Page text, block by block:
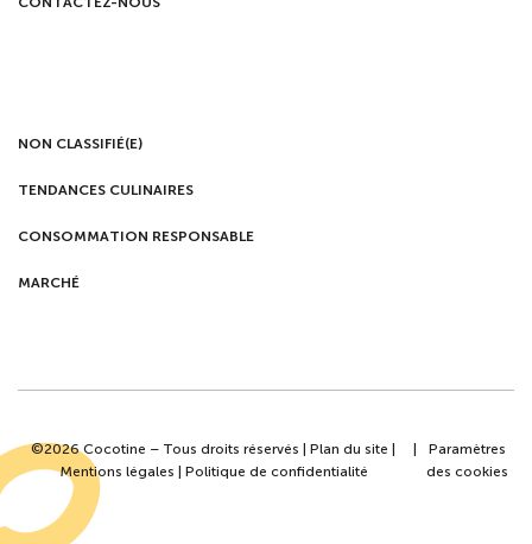
NON CLASSIFIÉ(E)
TENDANCES CULINAIRES
CONSOMMATION RESPONSABLE
MARCHÉ
©2026 Cocotine – Tous droits réservés |Plan du site
Mentions légales
Politique de confidentialité
Paramètres
des cookies